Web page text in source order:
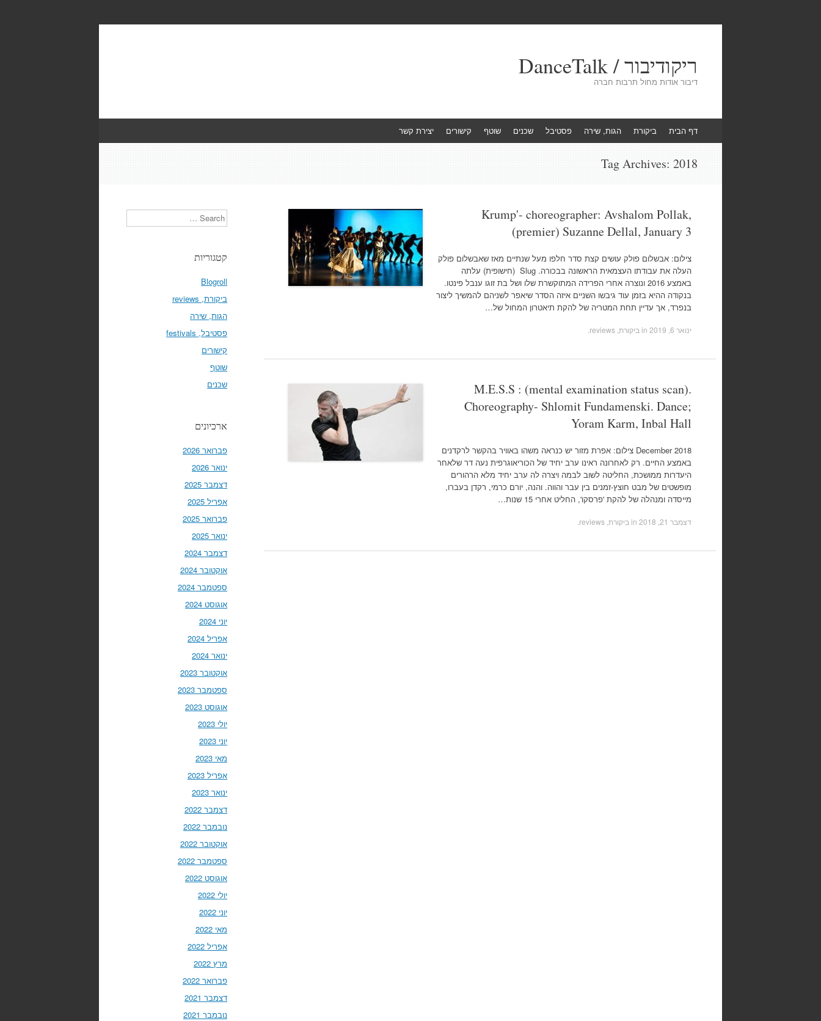
ריקודיבור / DanceTalk
דיבור אודות מחול תרבות חברה
to
דף הבית ביקורת הגות, שירה פסטיבל שכנים שוטף קישורים יצירת קשר
Tag Archives: 2018
Krump'- choreographer: Avshalom Pollak,
(premier) Suzanne Dellal, January 3
צילום: אבשלום פולק עושים קצת סדר חלפו מעל שנתיים מאז שאבשלום פולק
העלה את עבודתו העצמאית הראשונה בבכורה. Slug (חישופית) עלתה
באמצע 2016 ונוצרה אחרי הפרידה המתוקשרת שלו ושל בת זוגו ענבל פינטו.
בנקודה ההיא בזמן עוד גיבשו השניים איזה הסדר שיאפר לשניהם להמשיך ליצור
בנפרד, אך עדיין תחת המטריה של להקת תיאטרון המחול של…
ינואר 6, 2019 ביקורת, reviews
M.E.S.S : (mental examination status scan).
Choreography- Shlomit Fundamenski. Dance;
Yoram Karm, Inbal Hall
December 2018 צילום: אפרת מזור יש כנראה משהו באוויר בהקשר לרקדנים
באמצע החיים. רק לאחרונה ראינו ערב יחיד של הכוריאוגרפית נעה דר שלאחר
היעדרות ממושכת, החליטה לשוב לבמה ויצרה לה ערב יחיד מלא הרהורים
מופשטים של מבט חוצץ-זמנים בין עבר והווה. והנה, יורם כרמי, רקדן בעברו,
מייסדה ומנהלה של להקת 'פרסקו', החליט אחרי 15 שנות…
דצמבר 21, 2018 ביקורת, reviews
Search
קטגוריות
Blogroll
ביקורת, reviews
הגות, שירה
פסטיבל, festivals
קישורים
שוטף
שכנים
ארכיונים
פברואר 2026
ינואר 2026
דצמבר 2025
אפריל 2025
פברואר 2025
ינואר 2025
דצמבר 2024
אוקטובר 2024
ספטמבר 2024
אוגוסט 2024
יוני 2024
אפריל 2024
ינואר 2024
אוקטובר 2023
ספטמבר 2023
אוגוסט 2023
יולי 2023
יוני 2023
מאי 2023
אפריל 2023
ינואר 2023
דצמבר 2022
נובמבר 2022
אוקטובר 2022
ספטמבר 2022
אוגוסט 2022
יולי 2022
יוני 2022
מאי 2022
אפריל 2022
מרץ 2022
פברואר 2022
דצמבר 2021
נובמבר 2021